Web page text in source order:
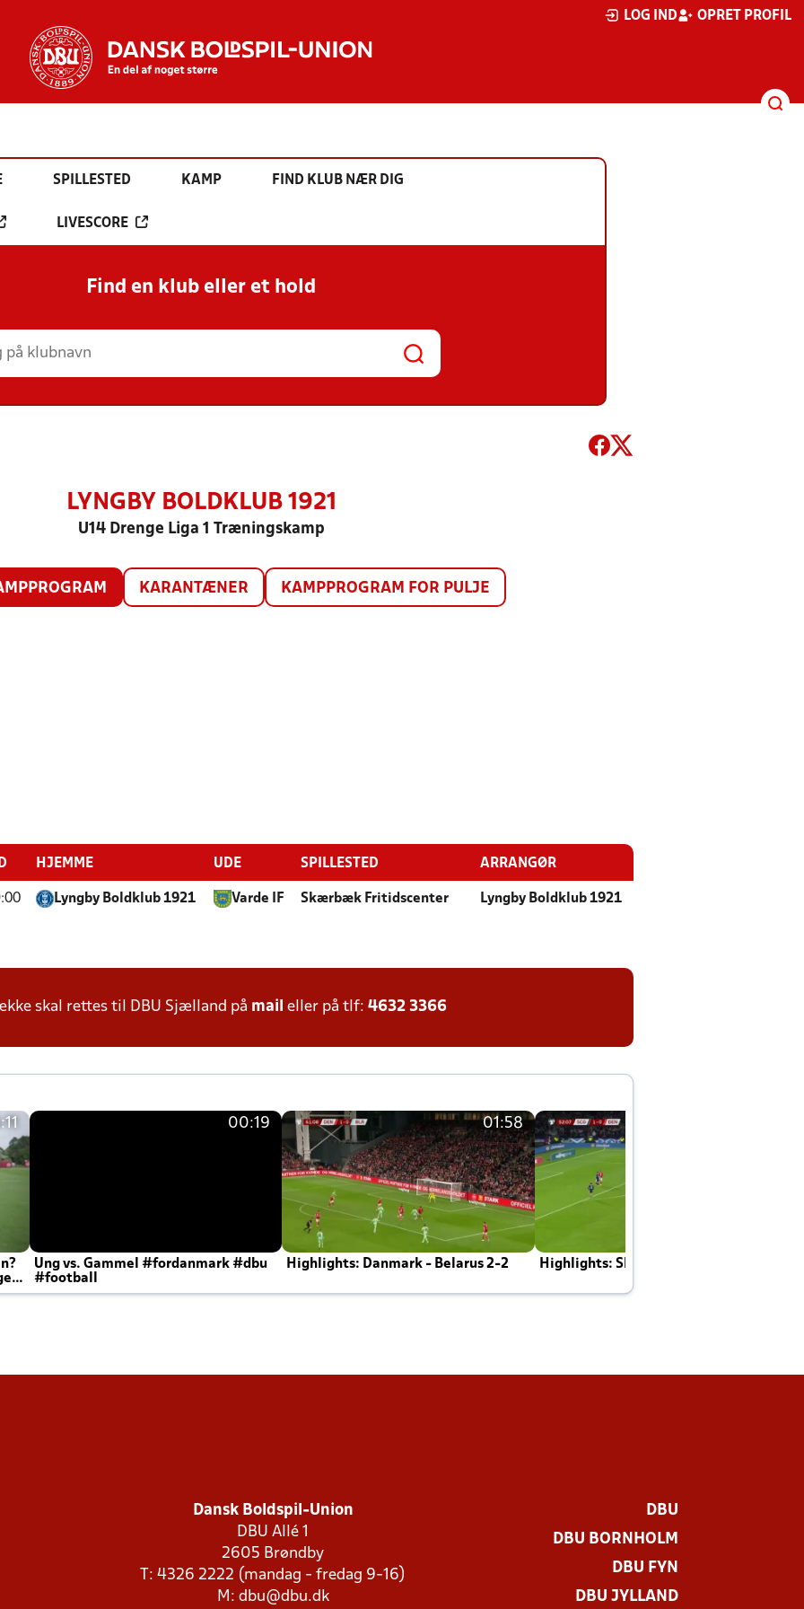
LOG IND OPRET PROFIL
SPILLESTED KAMP FIND KLUB NÆR DIG
LIVESCORE
Find en klub eller et hold
LYNGBY BOLDKLUB 1921
U14 Drenge Liga 1 Træningskamp
KARANTÆNER KAMPPROGRAM FOR PULJE
HJEMME UDE SPILLESTED ARRANGØR
Lyngby Boldklub 1921 Varde IF Skærbæk Fritidscenter Lyngby Boldklub 1921
skal rettes til DBU Sjælland på mail eller på tlf: 4632 3366
00:19
Ung vs. Gammel #fordanmark #dbu
#football
01:58
Highlights: Danmark - Belarus 2-2 Highlights: Skotland - Danmark 4-2
Dansk Boldspil-Union
DBU Allé 1
2605 Brøndby
T: 4326 2222 (mandag - fredag 9-16)
M: dbu@dbu.dk
DBU
DBU BORNHOLM
DBU FYN
DBU JYLLAND